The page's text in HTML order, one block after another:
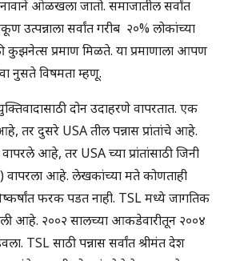
ओळखला जातो. समाजातील सर्वांत
उत्पन्नाला सर्वांत गरीब २०% लोकांच्या
कुझनेत्स प्रमाण मिळते. या प्रमाणाला आपण
नुसते विषमता म्हणू.
दोन उदाहरणे वापरतात. एक
तर दुसरे USA तील पन्नास प्रांतांचे आहे.
आहे, तर USA च्या प्रांतांसाठी जिनी
वापरला आहे. लेखकांच्या मते कोणताही
फरक पडत नाही. TSL मध्ये जागतिक
आहे. २००२ सालच्या आकडेवारीतून २००४
TSL साठी पन्नास सर्वांत श्रीमंत देश